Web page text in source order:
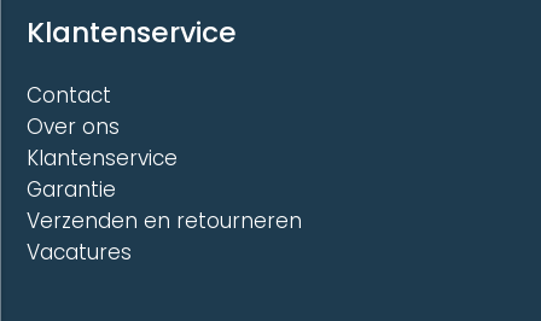
Klantenservice
Contact
Over ons
Klantenservice
Garantie
Verzenden en retourneren
Vacatures